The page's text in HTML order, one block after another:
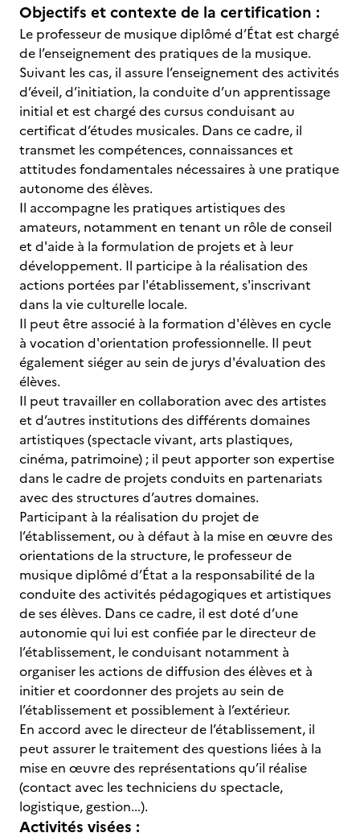
Objectifs et contexte de la certification :
Le professeur de musique diplômé d’État est chargé
de l’enseignement des pratiques de la musique.
Suivant les cas, il assure l’enseignement des activités
d’éveil, d’initiation, la conduite d’un apprentissage
initial et est chargé des cursus conduisant au
certificat d’études musicales. Dans ce cadre, il
transmet les compétences, connaissances et
attitudes fondamentales nécessaires à une pratique
autonome des élèves.
Il accompagne les pratiques artistiques des
amateurs, notamment en tenant un rôle de conseil
et d'aide à la formulation de projets et à leur
développement. Il participe à la réalisation des
actions portées par l'établissement, s'inscrivant
dans la vie culturelle locale.
Il peut être associé à la formation d'élèves en cycle
à vocation d'orientation professionnelle. Il peut
également siéger au sein de jurys d'évaluation des
élèves.
Il peut travailler en collaboration avec des artistes
et d’autres institutions des différents domaines
artistiques (spectacle vivant, arts plastiques,
cinéma, patrimoine) ; il peut apporter son expertise
dans le cadre de projets conduits en partenariats
avec des structures d’autres domaines.
Participant à la réalisation du projet de
l’établissement, ou à défaut à la mise en œuvre des
orientations de la structure, le professeur de
musique diplômé d’État a la responsabilité de la
conduite des activités pédagogiques et artistiques
de ses élèves. Dans ce cadre, il est doté d’une
autonomie qui lui est confiée par le directeur de
l’établissement, le conduisant notamment à
organiser les actions de diffusion des élèves et à
initier et coordonner des projets au sein de
l’établissement et possiblement à l’extérieur.
En accord avec le directeur de l’établissement, il
peut assurer le traitement des questions liées à la
mise en œuvre des représentations qu’il réalise
(contact avec les techniciens du spectacle,
logistique, gestion...).
Activités visées :